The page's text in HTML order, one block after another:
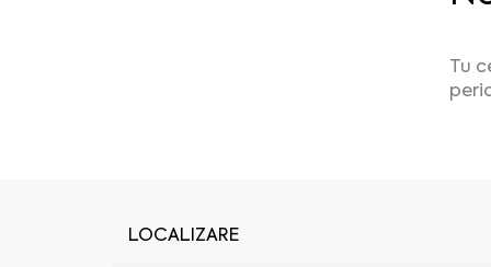
Tu
LOCALIZARE